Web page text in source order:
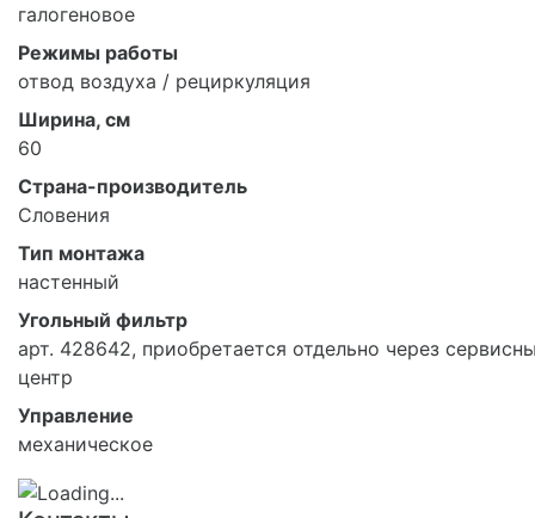
галогеновое
Режимы работы
отвод воздуха / рециркуляция
Ширина, см
60
Страна-производитель
Словения
Тип монтажа
настенный
Угольный фильтр
арт. 428642, приобретается отдельно через
центр
Управление
механическое